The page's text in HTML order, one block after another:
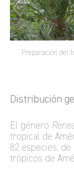
Preparación del
Distribución
El género
tropical de
82 especies,
trópicos de